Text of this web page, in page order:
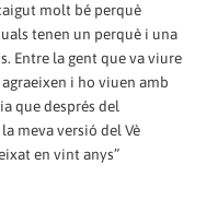
molt bé perquè
tenen un perquè i una
Entre la gent que va viure
i ho viuen amb
que després del
meva versió del Vè
en vint anys”